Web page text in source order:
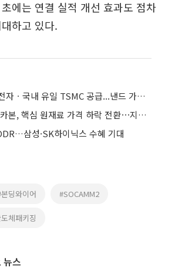
에는 연결 실적 개선 효과도 점차
하고 있다.
씨엠티엑스, 삼성전자ㆍ국내 유일 TSMC 공급...낸드 가격 75% 급등에 라인 풀가동
한국투자證 “한국카본, 핵심 원재료 가격 하락 전환⋯지금이 매수 적기”
삼성·SK하이닉스 수혜 기대
딩와이어 #SOCAMM2
체패키징
뉴스